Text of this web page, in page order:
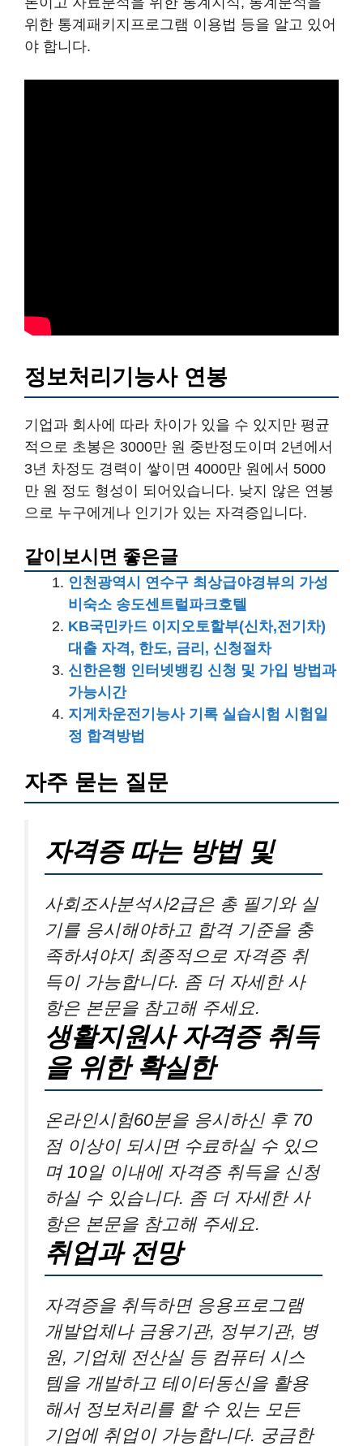
위한 통계패키지프로그램 이용법 등을 알고 있어
야 합니다.
정보처리기능사 연봉
기업과 회사에 따라 차이가 있을 수 있지만 평균
적으로 초봉은 3000만 원 중반정도이며 2년에서
3년 차정도 경력이 쌓이면 4000만 원에서 5000
만 원 정도 형성이 되어있습니다. 낮지 않은 연봉
으로 누구에게나 인기가 있는 자격증입니다.
같이보시면 좋은글
인천광역시 연수구 최상급야경뷰의 가성
비숙소 송도센트럴파크호텔
KB국민카드 이지오토할부(신차,전기차)
대출 자격, 한도, 금리, 신청절차
신한은행 인터넷뱅킹 신청 및 가입 방법과
가능시간
지게차운전기능사 기록 실습시험 시험일
정 합격방법
자주 묻는 질문
자격증 따는 방법 및
사회조사분석사2급은 총 필기와 실
기를 응시해야하고 합격 기준을 충
족하셔야지 최종적으로 자격증 취
득이 가능합니다. 좀 더 자세한 사
항은 본문을 참고해 주세요.
생활지원사 자격증 취득
을 위한 확실한
온라인시험60분을 응시하신 후 70
점 이상이 되시면 수료하실 수 있으
며 10일 이내에 자격증 취득을 신청
하실 수 있습니다. 좀 더 자세한 사
항은 본문을 참고해 주세요.
취업과 전망
자격증을 취득하면 응용프로그램
개발업체나 금융기관, 정부기관, 병
원, 기업체 전산실 등 컴퓨터 시스
템을 개발하고 테이터동신을 활용
해서 정보처리를 할 수 있는 모든
기업에 취업이 가능합니다. 궁금한